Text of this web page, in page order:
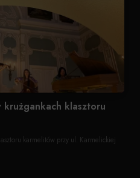
klasztoru
karmelitów przy ul. Karmelickiej